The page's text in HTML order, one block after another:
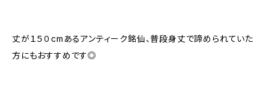
丈が１５０cmあるアンティーク銘仙、普段身丈で諦められていた
方にもおすすめです◎